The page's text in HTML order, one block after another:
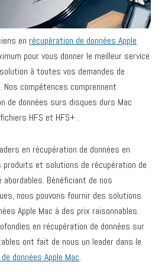
en récupération de données Apple
pour vous donner le meilleur service
à toutes vos demandes de
Nos compétences comprennent
de données surs disques durs Mac
HFS et HFS+ .
en récupération de données en
et solutions de récupération de
Bénéficiant de nos
nous pouvons fournir des solutions
Apple Mac à des prix raisonnables.
en récupération de données sur
ont fait de nous un leader dans le
données Apple Mac.